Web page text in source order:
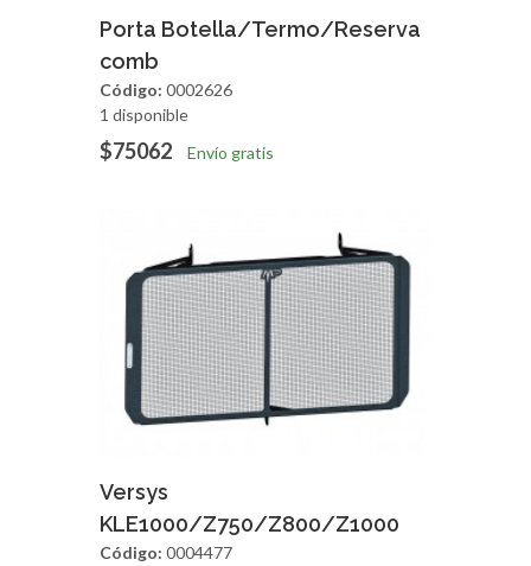
Agregar Vista Rapida
Porta Botella/Termo/Reserva
comb
Código: 0002626
1 disponible
$75062 Envío gratis
Agregar
Versys
KLE1000/Z750/Z800/Z1000
Código: 0004477